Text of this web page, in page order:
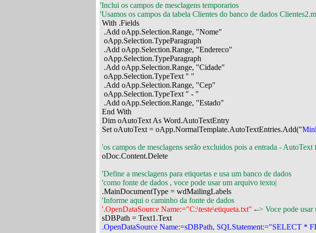
'Inclui os campos de mesclagens temporarios
'Usamos os campos da tabela Clientes do banco de dados
With .Fields
  .Add oApp.Selection.Range, "Nome"
  oApp.Selection.TypeParagraph
  .Add oApp.Selection.Range, "Endereco"
  oApp.Selection.TypeParagraph
  .Add oApp.Selection.Range, "Cidade"
  oApp.Selection.TypeText " "
  .Add oApp.Selection.Range, "Cep"
  oApp.Selection.TypeText " - "
  .Add oApp.Selection.Range, "Estado"
End With
Dim oAutoText As Word.AutoTextEntry
Set oAutoText = oApp.NormalTemplate.AutoTextEntries.Add("
'os campos de mesclagens serão excluidos pois a entrada - AutoText
oDoc.Content.Delete
'Define a mesclagens para etiquetas e usa um banco de dados
'como fonte de dados , voce pode usar um arquivo texto|
.MainDocumentType = wdMailingLabels
'Informe aqui o caminho da fonte de dados
'.OpenDataSource Name:="C:\teste\etiqueta.txt" --> Voce pode
sDBPath = Text1.Text